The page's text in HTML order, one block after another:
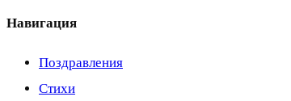
Навигация
Поздравления
Стихи